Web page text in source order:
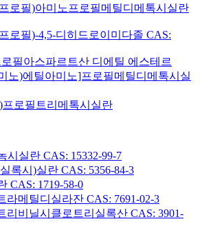
로필)아미노프로필메틸디메톡시실란
로필)-4,5-디히드로이미다졸 CAS:
필아스파르트산 디에틸 에스테르
노)에틸아미노]프로필메틸디메톡시실
로필트리메톡시실란
시실란 CAS: 15332-99-7
록시)실란 CAS: 5356-84-3
CAS: 1719-58-0
라메틸디실라잔 CAS: 7691-02-3
리비닐시클로트리실록산 CAS: 3901-